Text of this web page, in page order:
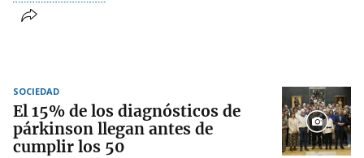
SOCIEDAD
El 15% de los diagnósticos de
párkinson llegan antes de
cumplir los 50